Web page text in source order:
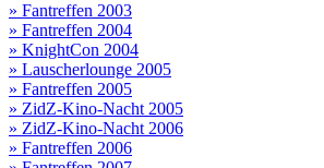
» Fantreffen 2003
» Fantreffen 2004
» KnightCon 2004
» Lauscherlounge 2005
» Fantreffen 2005
» ZidZ-Kino-Nacht 2005
» ZidZ-Kino-Nacht 2006
» Fantreffen 2006